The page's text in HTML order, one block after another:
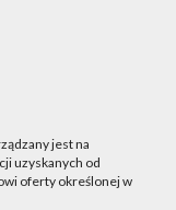
jest na
uzyskanych od
oferty określonej w